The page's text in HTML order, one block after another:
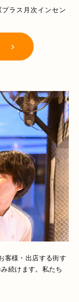
ラス月次インセン
客様・出店する街す
続けます。私たち